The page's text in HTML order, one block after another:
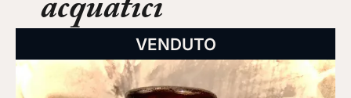
acquatici
VENDUTO